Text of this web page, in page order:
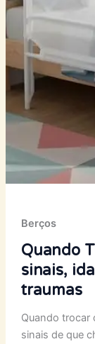
Berços
Quando
sinais,
traumas
Quando trocar
sinais de que